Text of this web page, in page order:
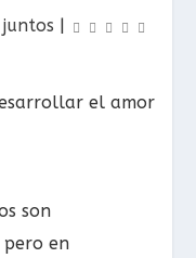
juntos |
son
pero en